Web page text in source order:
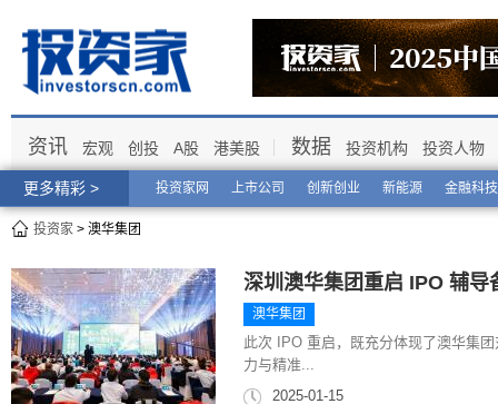
更多精彩 > 投资家网 上市公司 创新创业 新能源 金融科技
资讯 宏观 创投 A股 港美股 数据 投资机构 投资人物
投资家 > 澳华集团
深圳澳华集团重启 IPO 辅
澳华集团
此次 IPO 重启，既充分体现了澳华集
力与精准...
2025-01-15